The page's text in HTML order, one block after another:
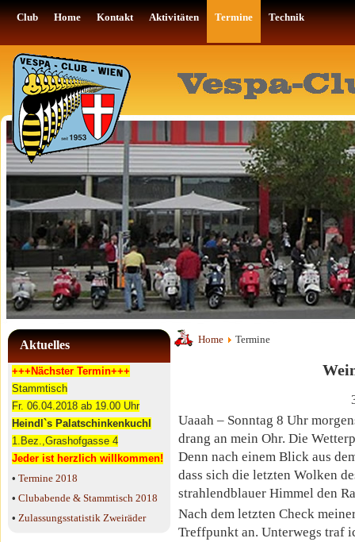
Club Home Kontakt Aktivitäten Termine Technik
Aktuelles
+++Nächster Termin+++
Stammtisch
Fr. 06.04.2018 ab 19.00 Uhr
Heindl`s Palatschinkenkuchl
1.Bez.,Grashofgasse 4
Jeder ist herzlich willkommen!
• Termine 2018
• Clubabende & Stammtisch 2018
• Zulassungsstatistik Zweiräder
Home Termine
Uaaah – Sonntag 8 Uhr
drang an mein Ohr. Die
Denn nach einem Blick aus
dass sich die letzten Wolken
strahlendblauer Himmel den
Nach dem letzten Check
Treffpunkt an. Unterwegs traf